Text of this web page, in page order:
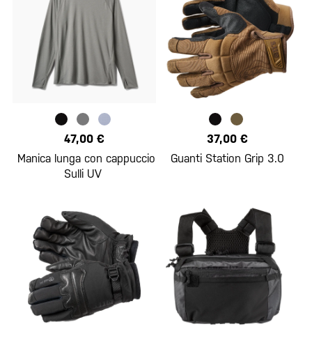
47,00 €
Manica lunga con cappuccio
Sulli UV
37,00 €
Guanti Station Grip 3.0